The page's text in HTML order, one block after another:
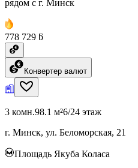
рядом с г. Минск
778 729 ƃ
Конвертер валют
3 комн.98.1 м²6/24 этаж
г. Минск, ул. Беломорская, 21
Площадь Якуба Коласа